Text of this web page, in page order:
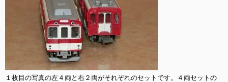
１枚目の写真の左４両と右２両がそれぞれのセットです。４両セットの